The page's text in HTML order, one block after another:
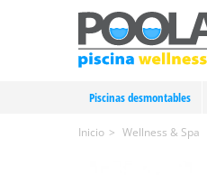
Piscinas desmontables
Inicio > Wellness & Spa